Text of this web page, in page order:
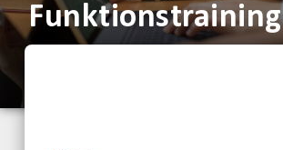
Funktionstraining